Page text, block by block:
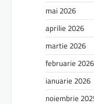
mai 2026
aprilie 2026
martie 2026
februarie 2026
ianuarie 2026
noiembrie